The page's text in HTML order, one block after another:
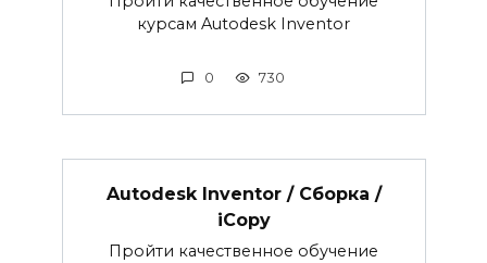
курсам Autodesk Inventor
0 730
Autodesk Inventor / Сборка /
iCopy
Пройти качественное обучение